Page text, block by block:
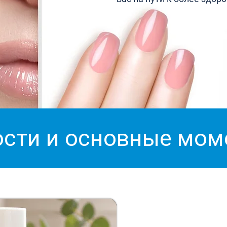
и основные